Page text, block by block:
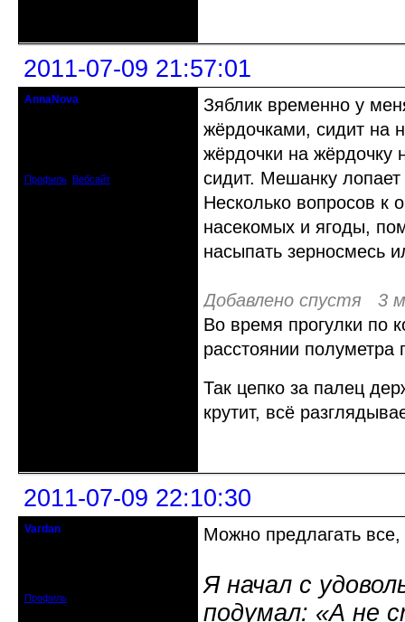
2011-07-09 21:57:01
AnnaNova
Профиль Вебсайт
Зяблик временно у
жёрдочками, сидит на
жёрдочки на жёрдочку
сидит. Мешанку лопает
Несколько вопросов
насекомых и ягоды,
насыпать зерносмесь
Добавлено спустя 3
Во время прогулки по
расстоянии полуметра
Так цепко за палец
крутит, всё
2011-07-09 22:10:30
Vardan
Профиль
Можно предлагать
Я начал с
подумал: «А не